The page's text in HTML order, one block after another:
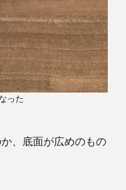
った
、底面が広めのもの